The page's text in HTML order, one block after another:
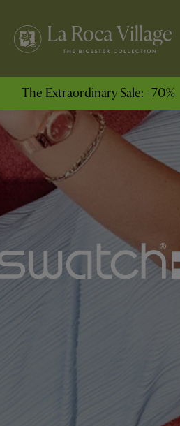
The Extraordinary Sale: -70%